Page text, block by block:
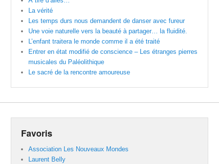
La vérité
Les temps durs nous demandent de danser avec fureur
Une voie naturelle vers la beauté à partager… la fluidité.
L’enfant traitera le monde comme il a été traité
Entrer en état modifié de conscience – Les étranges pierres
musicales du Paléolithique
Le sacré de la rencontre amoureuse
Favoris
Association Les Nouveaux Mondes
Laurent Belly